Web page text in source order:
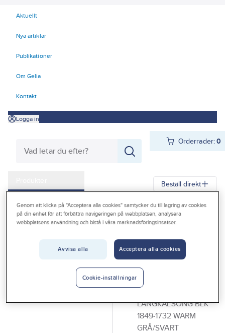
Aktuellt
Nya artiklar
Publikationer
Om Gelia
Kontakt
Logga in
Orderrader:0
Outlet
Beställ direkt
Gelia Produkter Personligt skydd Kläder
Underkläder
Underdel
BLÅKLÄDER
Långkalsong
1732
LÅNGKALSONG BLK
1849-1732 WARM
GRÅ/SVART
Genom att klicka på "Acceptera alla cookies" samtycker du till lagring av cookies
på din enhet för att förbättra navigeringen på webbplatsen, analysera
webbplatsens användning och bistå i våra marknadsföringsinsatser.
Avvisa alla Acceptera alla cookies
Cookie-inställningar